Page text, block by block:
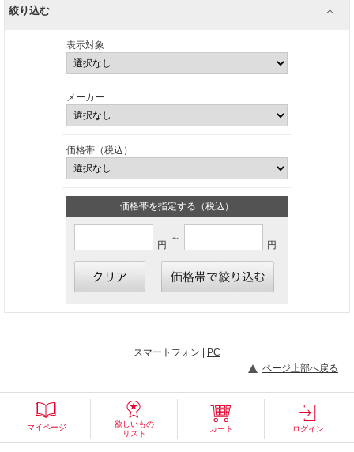
絞り込む
表示対象
メーカー
価格帯（税込）
価格帯を指定する（税込）
円
～
円
スマートフォン |
PC
ページ上部へ戻る
マイページ
欲しいもの
リスト
カート ログイン